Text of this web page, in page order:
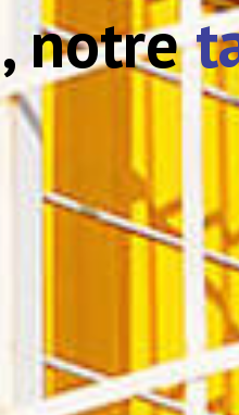
, notre